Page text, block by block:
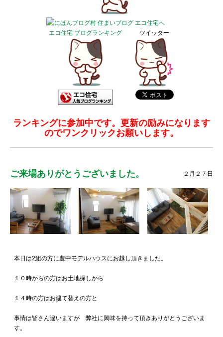
エコ住宅 ブログランキング ツイッター
ランキングに参加中です。更新の励みになります
のでワンクリックお願いします。
ご来場ありがとうございました。 ２月２７日
本日は2組の方に豊中モデルハウスにお越し頂きました。
１０時からの方はお土地探しから
１４時の方はお建て替えの方と
事情は皆さん違いますが 弊社に興味を持って頂きありがとうございま
す。